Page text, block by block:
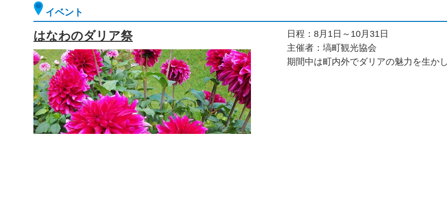
イベント
はなわのダリア祭
日程：8月1日～10月31日
主催者：塙町観光協会
期間中は町内外でダリアの魅力を生か